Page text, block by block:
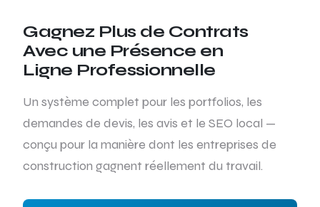
Gagnez Plus de Contrats
Avec une Présence en
Ligne Professionnelle
Un système complet pour les portfolios, les
demandes de devis, les avis et le SEO local —
conçu pour la manière dont les entreprises de
construction gagnent réellement du travail.